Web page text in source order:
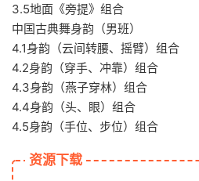
3.5地面《旁提》组合
中国古典舞身韵（男班）
4.1身韵（云间转腰、摇臂）组合
4.2身韵（穿手、冲靠）组合
4.3身韵（燕子穿林）组合
4.4身韵（头、眼）组合
4.5身韵（手位、步位）组合
资源下载